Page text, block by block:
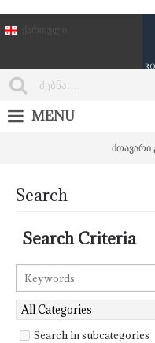
ქართული
MENU
მთავარი
Search
Search Criteria
Search in subcategories